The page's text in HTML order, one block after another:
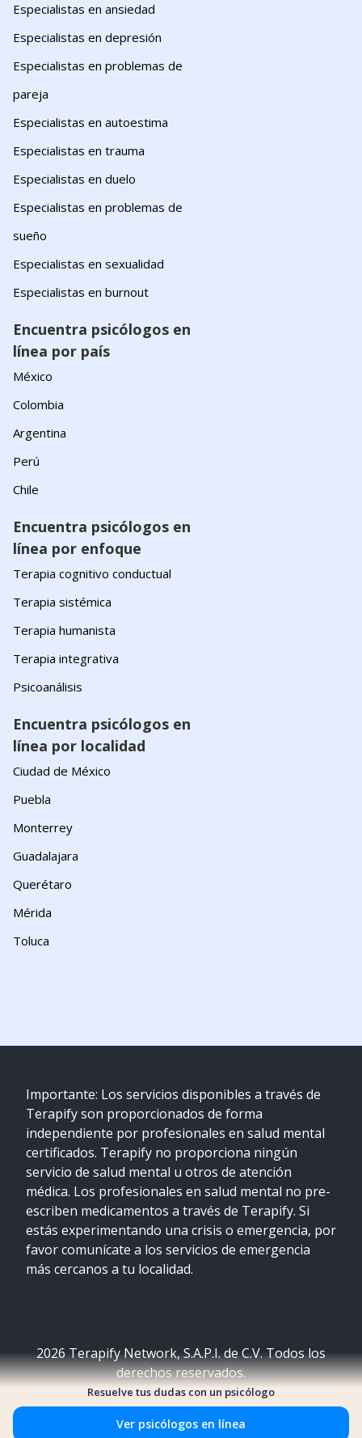
Resuelve tus dudas con un psicólogo
Ver psicólogos en línea
Especialistas en ansiedad
Especialistas en depresión
Especialistas en problemas de
pareja
Especialistas en autoestima
Especialistas en trauma
Especialistas en duelo
Especialistas en problemas de
sueño
Especialistas en sexualidad
Especialistas en burnout
Encuentra psicólogos en
línea por país
México
Colombia
Argentina
Perú
Chile
Encuentra psicólogos en
línea por enfoque
Terapia cognitivo conductual
Terapia sistémica
Terapia humanista
Terapia integrativa
Psicoanálisis
Encuentra psicólogos en
línea por localidad
Ciudad de México
Puebla
Monterrey
Guadalajara
Querétaro
Mérida
Toluca
Importante: Los servicios disponibles a través de
Terapify son proporcionados de forma
independiente por profesionales en salud mental
certificados. Terapify no proporciona ningún
servicio de salud mental u otros de atención
médica. Los profesionales en salud mental no pre-
escriben medicamentos a través de Terapify. Si
estás experimentando una crisis o emergencia, por
favor comunícate a los servicios de emergencia
más cercanos a tu localidad.
2026Terapify Network, S.A.P.I. de C.V. Todos los
derechos reservados.